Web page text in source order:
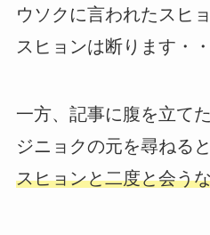
ウソクに言われたスヒョ
スヒョンは断ります・・
一方、記事に腹を立て
ジニョクの元を尋ねる
スヒョンと二度と会う